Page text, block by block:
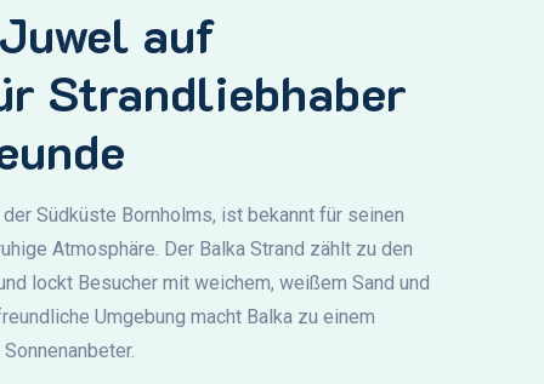
auf
Strandliebhaber
Südküste Bornholms, ist bekannt für seinen
Atmosphäre. Der Balka Strand zählt zu den
lockt Besucher mit weichem, weißem Sand und
Umgebung macht Balka zu einem